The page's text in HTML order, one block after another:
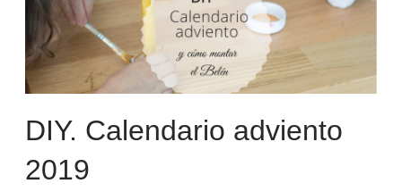
DIY. Calendario adviento
2019